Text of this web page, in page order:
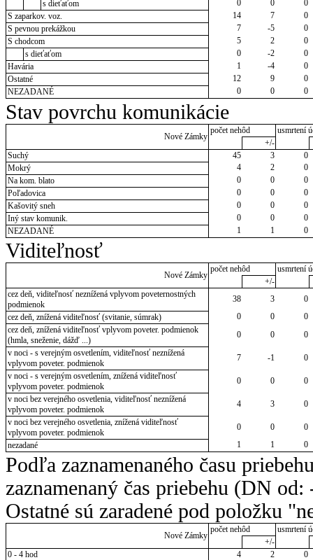
s dieťaťom 0 0
0
S zaparkov. voz.
14 7
0
S pevnou prekážkou
7 -5
0
S chodcom
5 2
0
s dieťaťom
0 -2
0
Havária
1 -4
0
Ostatné
12 9
0
NEZADANÉ
0 0 0
Stav povrchu komunikácie
Nové Zámky
počet nehôd
usmrtení
+/-
Suchý
45 3
0
Mokrý
4 2
0
Na kom. blato
0 0
0
Poľadovica
0 0
0
Kašovitý sneh
0 0
0
Iný stav komunik.
0 0
0
NEZADANÉ
1 1 0
Viditeľnosť
Nové Zámky
počet nehôd
usmrtení
+/-
cez deň, viditeľnosť neznížená vplyvom poveternostných
podmienok
38 3
0
cez deň, znížená viditeľnosť (svitanie, súmrak)
0 0
0
cez deň, znížená viditeľnosť vplyvom poveter. podmienok
(hmla, sneženie, dážď ...)
0 0
0
v noci - s verejným osvetlením, viditeľnosť neznížená
vplyvom poveter. podmienok
7 -1
0
v noci - s verejným osvetlením, znížená viditeľnosť
vplyvom poveter. podmienok
0 0
0
v noci bez verejného osvetlenia, viditeľnosť neznížená
vplyvom poveter. podmienok
4 3
0
v noci bez verejného osvetlenia, znížená viditeľnosť
vplyvom poveter. podmienok
0 0
0
nezadané
1 1 0
Podľa zaznamenaného času
zaznamenaný čas priebehu (DN
Ostatné sú zaradené pod položku
Nové Zámky
počet nehôd
usmrtení
+/-
0 - 4 hod
4 2
0